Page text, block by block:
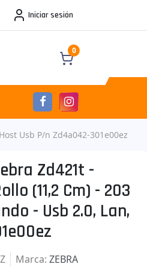
Iniciar sesión
0
Usb P/n Zd4a042-301e00ez
Zd421t -
(11,2 Cm) - 203
- Usb 2.0, Lan,
Marca:ZEBRA